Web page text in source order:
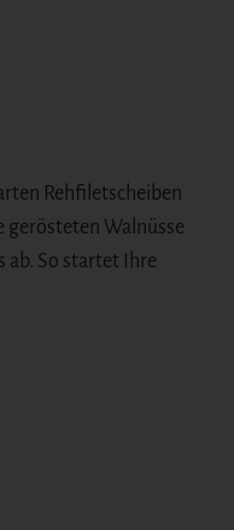
Rehfiletscheiben
gerösteten Walnüsse
ab. So startet Ihre